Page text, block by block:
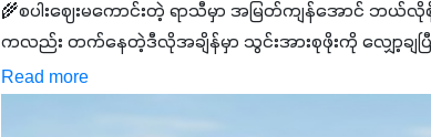
🌾စပါးဈေးမကောင်းတဲ့ ရာသီမှာ အမြတ်ကျန်အောင် ဘယ်
ကလည်း တက်နေတဲ့ဒီလိုအချိန်မှာ သွင်းအားစုဖိုးကို လျှော့ချပ
✔️ဒါကြောင့် ကိုယ်သုံးသမျှ ကိုယ့်အတွက်အကျိုးရစေမယ့် အရည်
Read more